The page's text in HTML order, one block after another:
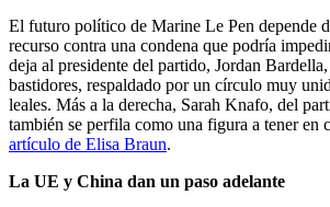
El futuro político de Marine Le Pen depende
recurso contra una condena que podría
deja al presidente del partido, Jordan Bardella,
bastidores, respaldado por un círculo muy
leales. Más a la derecha, Sarah Knafo, del
también se perfila como una figura a tener en
artículo de Elisa Braun.
La UE y China dan un paso adelante